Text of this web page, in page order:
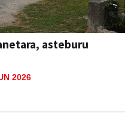
asteburu
2026